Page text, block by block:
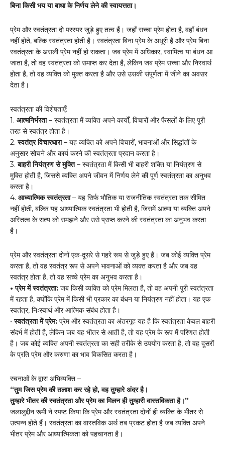
बिना किसी भय या बाधा के निर्णय लेने की स्वायत्तता।
प्रेम और स्वतंत्रता दो परस्पर जुड़े हुए तत्व हैं। जहाँ सच्चा प्रेम होता है, वहाँ बंधन
नहीं होते, बल्कि स्वतंत्रता होती है। स्वतंत्रता बिना प्रेम के अधूरी है और प्रेम बिना
स्वतंत्रता के असली प्रेम नहीं हो सकता। जब प्रेम में अधिकार, स्वामित्व या बंधन आ
जाता है, तो वह स्वतंत्रता को समाप्त कर देता है, लेकिन जब प्रेम सच्चा और निस्वार्थ
होता है, तो वह व्यक्ति को मुक्त करता है और उसे उसकी संपूर्णता में जीने का अवसर
देता है।
स्वतंत्रता की विशेषताएँ:
1. आत्मनिर्भरता– स्वतंत्रता में व्यक्ति अपने कार्यों, विचारों और फैसलों के लिए पूरी
तरह से स्वतंत्र होता है।
2.स्वतंत्र विचारधारा– यह व्यक्ति को अपने विचारों, भावनाओं और सिद्धांतों के
अनुसार सोचने और कार्य करने की स्वतंत्रता प्रदान करता है।
3.बाहरी नियंत्रण से मुक्ति– स्वतंत्रता में किसी भी बाहरी शक्ति या नियंत्रण से
मुक्ति होती है, जिससे व्यक्ति अपने जीवन में निर्णय लेने की पूर्ण स्वतंत्रता का अनुभव
करता है।
4. आध्यात्मिक स्वतंत्रता– यह सिर्फ भौतिक या राजनीतिक स्वतंत्रता तक सीमित
नहीं होती, बल्कि यह आध्यात्मिक स्वतंत्रता भी होती है, जिसमें आत्मा या व्यक्ति अपने
अस्तित्व के सत्य को समझने और उसे प्राप्त करने की स्वतंत्रता का अनुभव करता
है।
प्रेम और स्वतंत्रता दोनों एक-दूसरे से गहरे रूप से जुड़े हुए हैं। जब कोई व्यक्ति प्रेम
करता है, तो वह स्वतंत्र रूप से अपने भावनाओं को व्यक्त करता है और जब वह
स्वतंत्र होता है, तो वह सच्चे प्रेम का अनुभव करता है।
• प्रेम में स्वतंत्रता: जब किसी व्यक्ति को प्रेम मिलता है, तो वह अपनी पूरी स्वतंत्रता
में रहता है, क्योंकि प्रेम में किसी भी प्रकार का बंधन या नियंत्रण नहीं होता। यह एक
स्वतंत्र, निःस्वार्थ और आत्मिक संबंध होता है।
• स्वतंत्रता में प्रेम: प्रेम और स्वतंत्रता का अंतरगृह यह है कि स्वतंत्रता केवल बाहरी
संदर्भ में होती है, लेकिन जब यह भीतर से आती है, तो यह प्रेम के रूप में परिणत होती
है। जब कोई व्यक्ति अपनी स्वतंत्रता का सही तरीके से उपयोग करता है, तो वह दूसरों
के प्रति प्रेम और करुणा का भाव विकसित करता है।
रचनाओं के द्वारा अभिव्यक्ति –
“तुम जिस प्रेम की तलाश कर रहे हो, वह तुम्हारे अंदर है।
तुम्हारे भीतर की स्वतंत्रता और प्रेम का मिलन ही तुम्हारी वास्तविकता है।”
जलालुद्दीन रूमी ने स्पष्ट किया कि प्रेम और स्वतंत्रता दोनों ही व्यक्ति के भीतर से
उत्पन्न होते हैं। स्वतंत्रता का वास्तविक अर्थ तब प्रकट होता है जब व्यक्ति अपने
भीतर प्रेम और आध्यात्मिकता को पहचानता है।